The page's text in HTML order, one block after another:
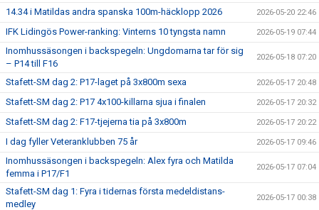
14.34 i Matildas andra spanska 100m-häcklopp 2026 2026-05-20 22:46
IFK Lidingös Power-ranking: Vinterns 10 tyngsta namn 2026-05-19 07:44
Inomhussäsongen i backspegeln: Ungdomarna tar för sig
– P14 till F16
2026-05-18 07:20
Stafett-SM dag 2: P17-laget på 3x800m sexa 2026-05-17 20:48
Stafett-SM dag 2: P17 4x100-killarna sjua i finalen 2026-05-17 20:32
Stafett-SM dag 2: F17-tjejerna tia på 3x800m 2026-05-17 20:22
I dag fyller Veteranklubben 75 år 2026-05-17 09:46
Inomhussäsongen i backspegeln: Alex fyra och Matilda
femma i P17/F1
2026-05-17 07:04
Stafett-SM dag 1: Fyra i tidernas första medeldistans-
medley
2026-05-17 00:38